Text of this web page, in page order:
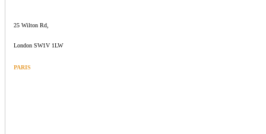
25 Wilton Rd,
London SW1V 1LW
PARIS